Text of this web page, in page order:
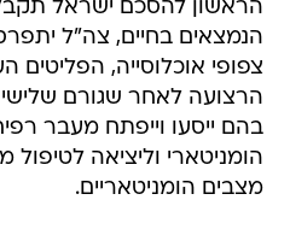
הראשון להסכם ישראל
הנמצאים בחיים, צה"ל
צפופי אוכלוסייה, הפליטים
הרצועה לאחר שגורם שלישי
בהם ייסעו וייפתח מעבר
הומניטארי וליציאה
מצבים הומניטאריים.